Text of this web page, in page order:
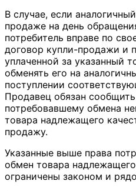
В случае, если
продаже на день
потребитель вправе по
договор купли-продажи и
уплаченной за указанный
обменять его на
поступлении
Продавец обязан
потребовавшему обмена
товара надлежащего
продажу.
Указанные выше права
обмен товара
ограничены законом и